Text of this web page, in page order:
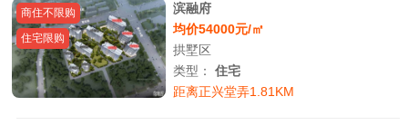
商住不限购
住宅限购
滨融府
均价54000元/㎡
拱墅区
类型：住宅
距离正兴堂弄1.81KM